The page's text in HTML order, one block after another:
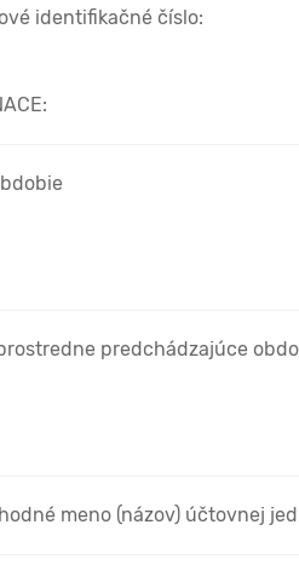
identifikačné číslo:
predchádzajúce
meno (názov) účtovnej